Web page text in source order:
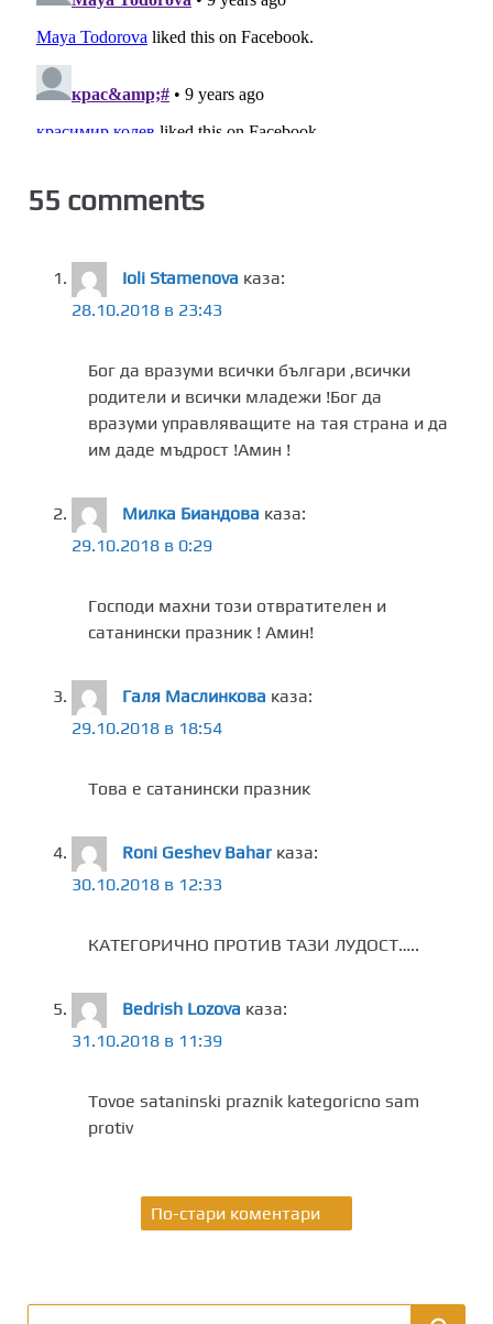
55 comments
Ioli Stamenova каза:
28.10.2018 в 23:43
Бог да вразуми всички българи ,всички
родители и всички младежи !Бог да
вразуми управляващите на тая страна и да
им даде мъдрост !Амин !
Милка Биандова каза:
29.10.2018 в 0:29
Господи махни този отвратителен и
сатанински празник ! Амин!
Галя Маслинкова каза:
29.10.2018 в 18:54
Това е сатанински празник
Roni Geshev Bahar каза:
30.10.2018 в 12:33
КАТЕГОРИЧНО ПРОТИВ ТАЗИ ЛУДОСТ…..
Bedrish Lozova каза:
31.10.2018 в 11:39
Tovoe sataninski praznik kategoricno sam
protiv
в
По-стари коментари